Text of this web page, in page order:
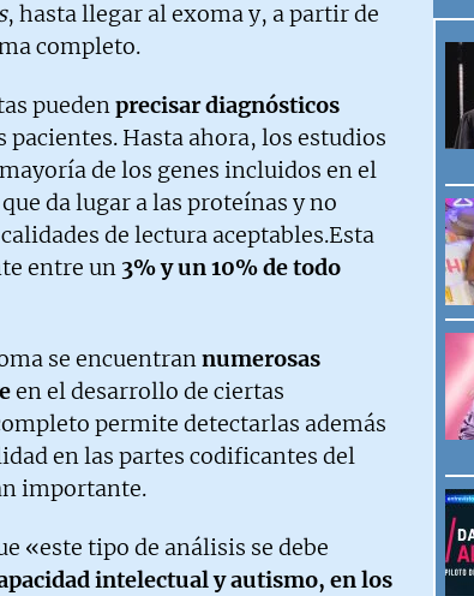
, hasta llegar al exoma y, a partir de
completo.
puedenprecisar diagnósticos
pacientes. Hasta ahora, los estudios
de los genes incluidos en el
da lugar a las proteínas y no
de lectura aceptables.Esta
entre un 3% y un 10% de todo
se encuentrannumerosas
en el desarrollo de ciertas
permite detectarlas además
en las partes codificantes del
importante.
«este tipo de análisis se debe
intelectual y autismo, en los